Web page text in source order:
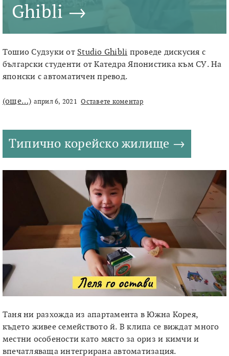
Ghibli →
Тошио Судзуки от Studio Ghibli проведе дискусия с
български студенти от Катедра Японистика към СУ. На
японски с автоматичен превод.
(още…) април 6, 2021 Оставете коментар
Типично корейско жилище
Таня ни разхожда из апартамента в Южна Корея,
където живее семейството й. В клипа се виждат много
местни особености като място за ориз и кимчи и
впечатляваща интегрирана автоматизация.